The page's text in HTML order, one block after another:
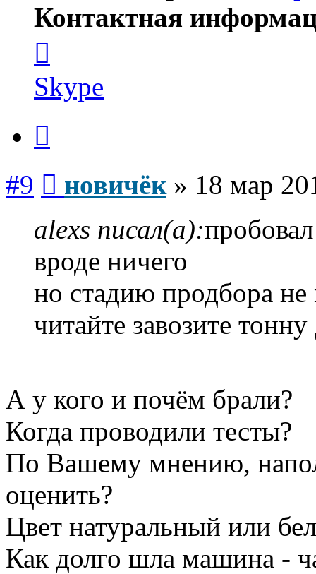
Контактная
пользователя
новичёк
Skype
#9 новичёк» 18 мар
alexs писал(а):пробовал
вроде ничего
но стадию продбора не
читайте завозите
А у кого и почём брали?
Когда проводили тесты?
По Вашему мнению,
оценить?
Цвет натуральный или
Как долго шла машина -